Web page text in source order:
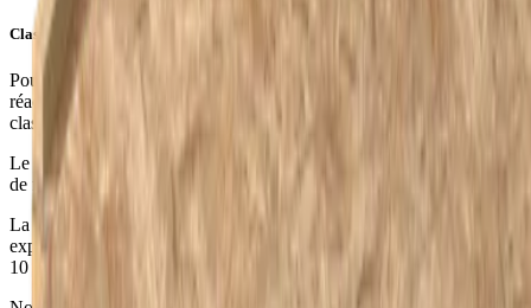
Classifications de réaction et de résistance au feu
Pour interpréter correctement la classification Européenne de
réaction au feu, il est essentiel d'expliquer la structure de cette
classification :
Le degré de formation de fumée est exprimé par les classes s0 (pas
de formation de fumée) à s3 (forte formation de fumée).
La formation de gouttelettes (de combustion) est quant à elle
exprimée par les classes d0 (aucune gouttelette ne se forme pendant
10 minutes) à d2 (la formation de gouttelettes est illimitée).